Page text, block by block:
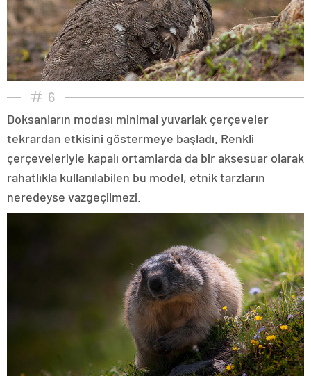
6
Doksanların modası minimal yuvarlak çerçeveler
tekrardan etkisini göstermeye başladı. Renkli
çerçeveleriyle kapalı ortamlarda da bir aksesuar olarak
rahatlıkla kullanılabilen bu model, etnik tarzların
neredeyse vazgeçilmezi.